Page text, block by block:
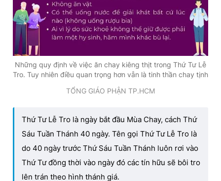
Những quy định về việc ăn chay kiêng thịt trong Thứ Tư Lễ
Tro. Tuy nhiên điều quan trọng hơn vẫn là tinh thần chay tịnh
TỔNG GIÁO PHẬN TP.HCM
Thứ Tư Lễ Tro là ngày bắt đầu Mùa Chay, cách Thứ
Sáu Tuần Thánh 40 ngày. Tên gọi Thứ Tư Lễ Tro là
do 40 ngày trước Thứ Sáu Tuần Thánh luôn rơi vào
Thứ Tư đồng thời vào ngày đó các tín hữu sẽ bôi tro
lên trán theo hình thánh giá.